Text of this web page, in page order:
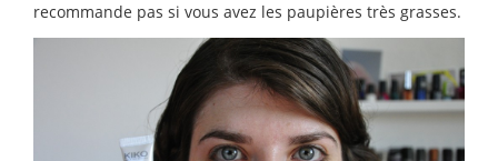
recommande pas si vous avez les paupières très grasses.